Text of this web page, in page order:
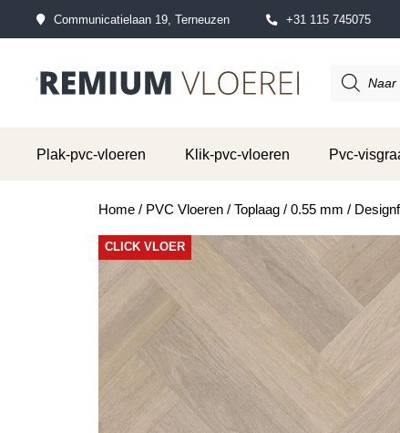
Communicatielaan 19, Terneuzen +31 115 745075
Producten
zoeken
Plak-pvc-vloeren Klik-pvc-vloeren Pvc-
Home/ PVC Vloeren/ Toplaag/ 0.55 mm /
CLICK VLOER